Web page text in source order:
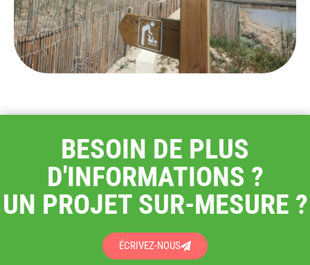
BESOIN DE PLUS
D'INFORMATIONS ?
UN PROJET SUR-MESURE ?
ÉCRIVEZ-NOUS